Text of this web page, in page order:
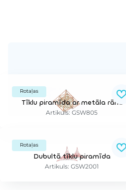
Rotaļas
Tīklu piramīda ar metāla rāmi
Artikuls: GSW805
Rotaļas
Dubultā tīklu piramīda
Artikuls: GSW2001